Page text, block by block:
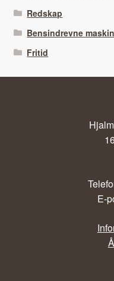
Redskap
Bensindrevne
Fritid
E-